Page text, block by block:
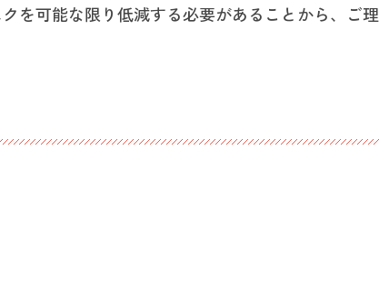
を可能な限り低減する必要があることから、ご理